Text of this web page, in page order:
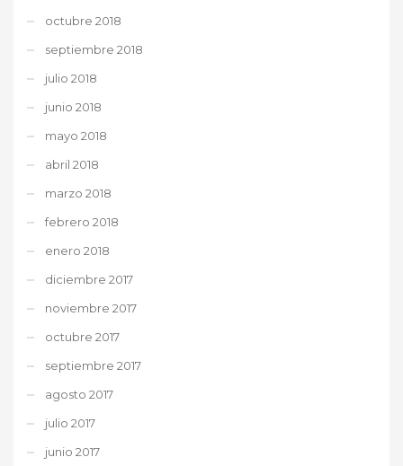
octubre 2018
septiembre 2018
julio 2018
junio 2018
mayo 2018
abril 2018
marzo 2018
febrero 2018
enero 2018
diciembre 2017
noviembre 2017
octubre 2017
septiembre 2017
agosto 2017
julio 2017
junio 2017